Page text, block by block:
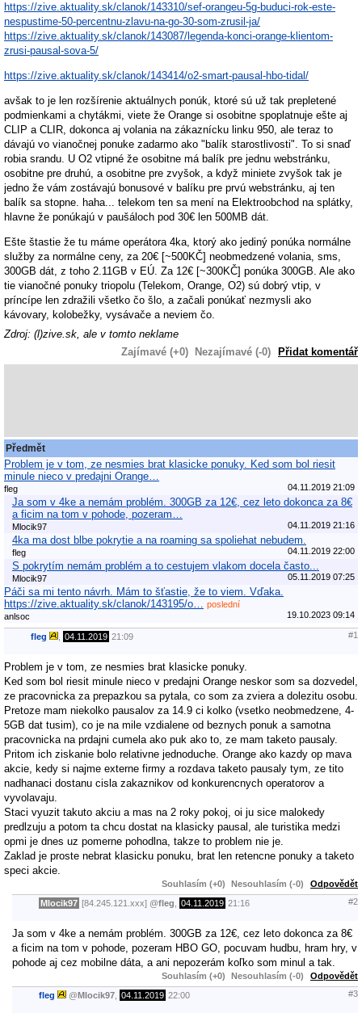
https://zive.aktuality.sk/clanok/143310/sef-orangeu-5g-buduci-rok-este-
nespustime-50-percentnu-zlavu-na-go-30-som-zrusil-ja/
https://zive.aktuality.sk/clanok/143087/legenda-konci-orange-klientom-
zrusi-pausal-sova-5/
https://zive.aktuality.sk/clanok/143414/o2-smart-pausal-hbo-tidal/
avšak to je len rozšírenie aktuálnych ponúk, ktoré sú už tak prepletené
podmienkami a chytákmi, viete že Orange si osobitne spoplatnuje ešte aj
CLIP a CLIR, dokonca aj volania na zákaznícku linku 950, ale teraz to
dávajú vo vianočnej ponuke zadarmo ako "balík starostlivosti". To si snaď
robia srandu. U O2 vtipné že osobitne má balík pre jednu webstránku,
osobitne pre druhú, a osobitne pre zvyšok, a když miniete zvyšok tak je
jedno že vám zostávajú bonusové v balíku pre prvú webstránku, aj ten
balík sa stopne. haha... telekom ten sa mení na Elektroobchod na splátky,
hlavne že ponúkajú v paušáloch pod 30€ len 500MB dát.
Ešte štastie že tu máme operátora 4ka, ktorý ako jediný ponúka normálne
služby za normálne ceny, za 20€ [~500KČ] neobmedzené volania, sms,
300GB dát, z toho 2.11GB v EÚ. Za 12€ [~300KČ] ponúka 300GB. Ale ako
tie vianočné ponuky triopolu (Telekom, Orange, O2) sú dobrý vtip, v
príncípe len zdražili všetko čo šlo, a začali ponúkať nezmysli ako
kávovary, kolobežky, vysávače a neviem čo.
Zdroj: (l)zive.sk, ale v tomto neklame
Zajímavé (+0)
Nezajímavé (-0) Přidat komentář
Předmět
Problem je v tom, ze nesmies brat klasicke ponuky. Ked som bol riesit
minule nieco v predajni Orange…
fleg 04.11.2019 21:09
Ja som v 4ke a nemám problém. 300GB za 12€, cez leto dokonca za 8€
a ficim na tom v pohode, pozeram…
Mlocik97 04.11.2019 21:16
4ka ma dost blbe pokrytie a na roaming sa spoliehat nebudem.
fleg 04.11.2019 22:00
S pokrytím nemám problém a to cestujem vlakom docela často...
Mlocik97 05.11.2019 07:25
Páči sa mi tento návrh. Mám to šťastie, že to viem. Vďaka.
https://zive.aktuality.sk/clanok/143195/o…
poslední
anlsoc
19.10.2023 09:14
fleg 04.11.2019 21:09 #1
Problem je v tom, ze nesmies brat klasicke ponuky.
Ked som bol riesit minule nieco v predajni Orange neskor som sa dozvedel,
ze pracovnicka za prepazkou sa pytala, co som za zviera a dolezitu osobu.
Pretoze mam niekolko pausalov za 14.9 ci kolko (vsetko neobmedzene, 4-
5GB dat tusim), co je na mile vzdialene od beznych ponuk a samotna
pracovnicka na prdajni cumela ako puk ako to, ze mam taketo pausaly.
Pritom ich ziskanie bolo relativne jednoduche. Orange ako kazdy op mava
akcie, kedy si najme externe firmy a rozdava taketo pausaly tym, ze tito
nadhanaci dostanu cisla zakaznikov od konkurencnych operatorov a
vyvolavaju.
Staci vyuzit takuto akciu a mas na 2 roky pokoj, oi ju sice malokedy
predlzuju a potom ta chcu dostat na klasicky pausal, ale turistika medzi
opmi je dnes uz pomerne pohodlna, takze to problem nie je.
Zaklad je proste nebrat klasicku ponuku, brat len retencne ponuky a taketo
speci akcie.
Souhlasím (+0) Nesouhlasím (-0) Odpovědět
Mlocik97 [84.245.121.xxx] @fleg 04.11.2019 21:16 #2
Ja som v 4ke a nemám problém. 300GB za 12€, cez leto dokonca za 8€
a ficim na tom v pohode, pozeram HBO GO, pocuvam hudbu, hram hry, v
pohode aj cez mobilne dáta, a ani nepozerám koľko som minul a tak.
Souhlasím (+0) Nesouhlasím (-0) Odpovědět
fleg @Mlocik97 04.11.2019 22:00 #3